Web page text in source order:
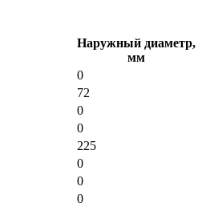
Наружный диаметр,
мм
0
72
0
0
225
0
0
0